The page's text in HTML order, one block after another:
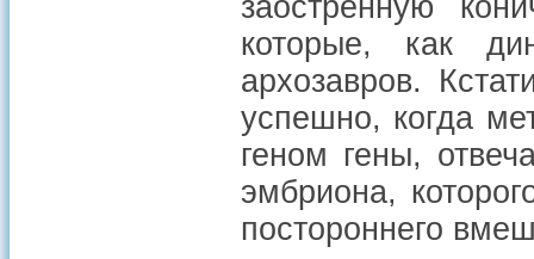
заостренную
которые, как
архозавров.
успешно, когда
геном гены,
эмбриона,
постороннего